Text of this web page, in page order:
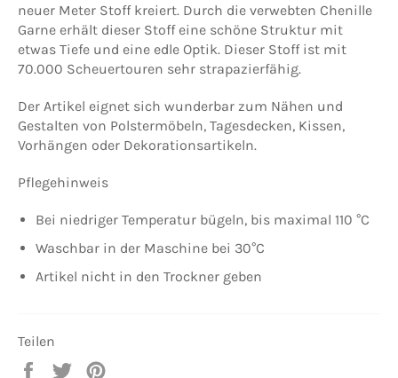
neuer Meter Stoff kreiert. Durch die verwebten Chenille
Garne erhält dieser Stoff eine schöne Struktur mit
etwas Tiefe und eine edle Optik. Dieser Stoff ist mit
70.000 Scheuertouren sehr strapazierfähig.
Der Artikel eignet sich wunderbar zum Nähen und
Gestalten von Polstermöbeln, Tagesdecken, Kissen,
Vorhängen oder Dekorationsartikeln.
Pflegehinweis
Bei niedriger Temperatur bügeln, bis maximal 110 °C
Waschbar in der Maschine bei 30°C
Artikel nicht in den Trockner geben
Teilen
Auf
Auf